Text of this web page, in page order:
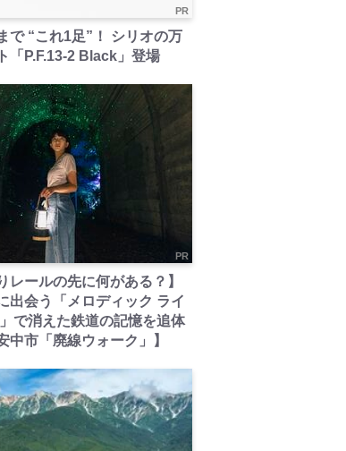
PR
で “これ1足”！ シリオの万
「P.F.13-2 Black」登場
PR
レールの先に何がある？】
出会う「メロディック ライ
で消えた鉄道の記憶を追体
中市「廃線ウォーク」】